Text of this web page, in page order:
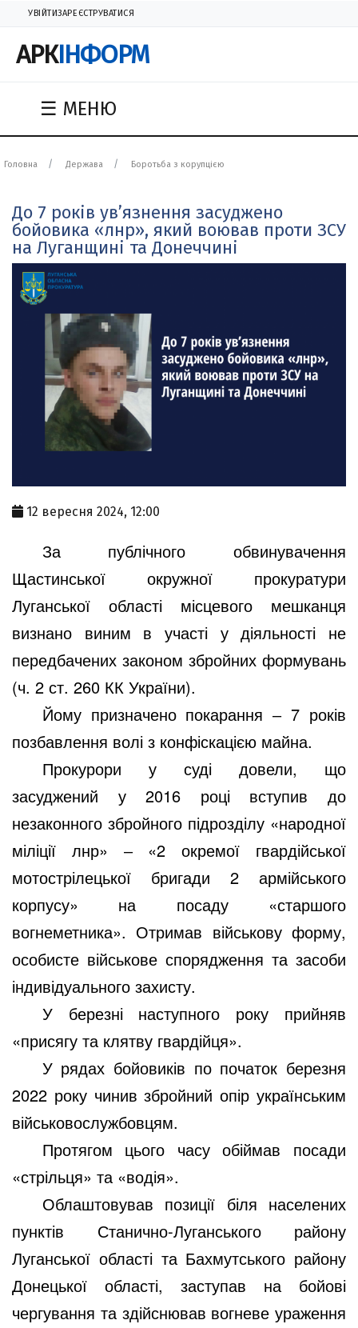
УВІЙТИЗАРЕЄСТРУВАТИСЯ
АРКІНФОРМ
☰ МЕНЮ
Головна Держава Боротьба з корупцією
До 7 років ув’язнення засуджено
бойовика «лнр», який воював проти ЗСУ
на Луганщині та Донеччині
12 вересня 2024, 12:00
За публічного обвинувачення
Щастинської окружної прокуратури
Луганської області місцевого мешканця
визнано виним в участі у діяльності не
передбачених законом збройних формувань
(ч. 2 ст. 260 КК України).
Йому призначено покарання ‒ 7 років
позбавлення волі з конфіскацією майна.
Прокурори у суді довели, що
засуджений у 2016 році вступив до
незаконного збройного підрозділу «народної
міліції лнр» ‒ «2 окремої гвардійської
мотострілецької бригади 2 армійського
корпусу» на посаду «старшого
вогнеметника». Отримав військову форму,
особисте військове спорядження та засоби
індивідуального захисту.
У березні наступного року прийняв
«присягу та клятву гвардійця».
У рядах бойовиків по початок березня
2022 року чинив збройний опір українським
військовослужбовцям.
Протягом цього часу обіймав посади
«стрільця» та «водія».
Облаштовував позиції біля населених
пунктів Станично-Луганського району
Луганської області та Бахмутського району
Донецької області, заступав на бойові
чергування та здійснював вогневе ураження